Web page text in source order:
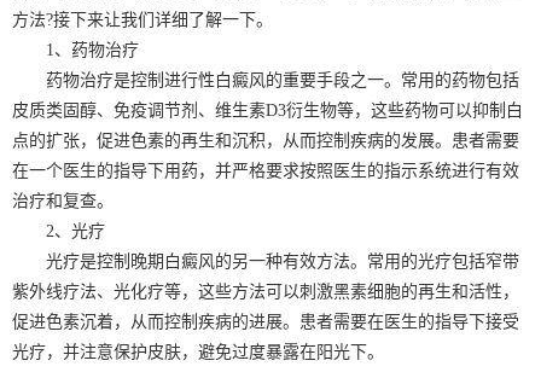
方法?接下来让我们详细了解一下。
1、药物治疗
药物治疗是控制进行性白癜风的重要手段之一。常用的药物包括
皮质类固醇、免疫调节剂、维生素D3衍生物等，这些药物可以抑制白
点的扩张，促进色素的再生和沉积，从而控制疾病的发展。患者需要
在一个医生的指导下用药，并严格要求按照医生的指示系统进行有效
治疗和复查。
2、光疗
光疗是控制晚期白癜风的另一种有效方法。常用的光疗包括窄带
紫外线疗法、光化疗等，这些方法可以刺激黑素细胞的再生和活性，
促进色素沉着，从而控制疾病的进展。患者需要在医生的指导下接受
光疗，并注意保护皮肤，避免过度暴露在阳光下。